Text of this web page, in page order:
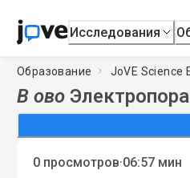
Исследования
Образование JoVE Science
В ово
0 просмотров·06:57 мин